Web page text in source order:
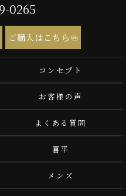
0265
ご購入はこちら
コンセプト
お客様の声
よくある質問
喜平
メンズ